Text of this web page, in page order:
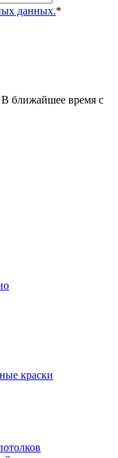
данных.*
ближайшее время с
краски